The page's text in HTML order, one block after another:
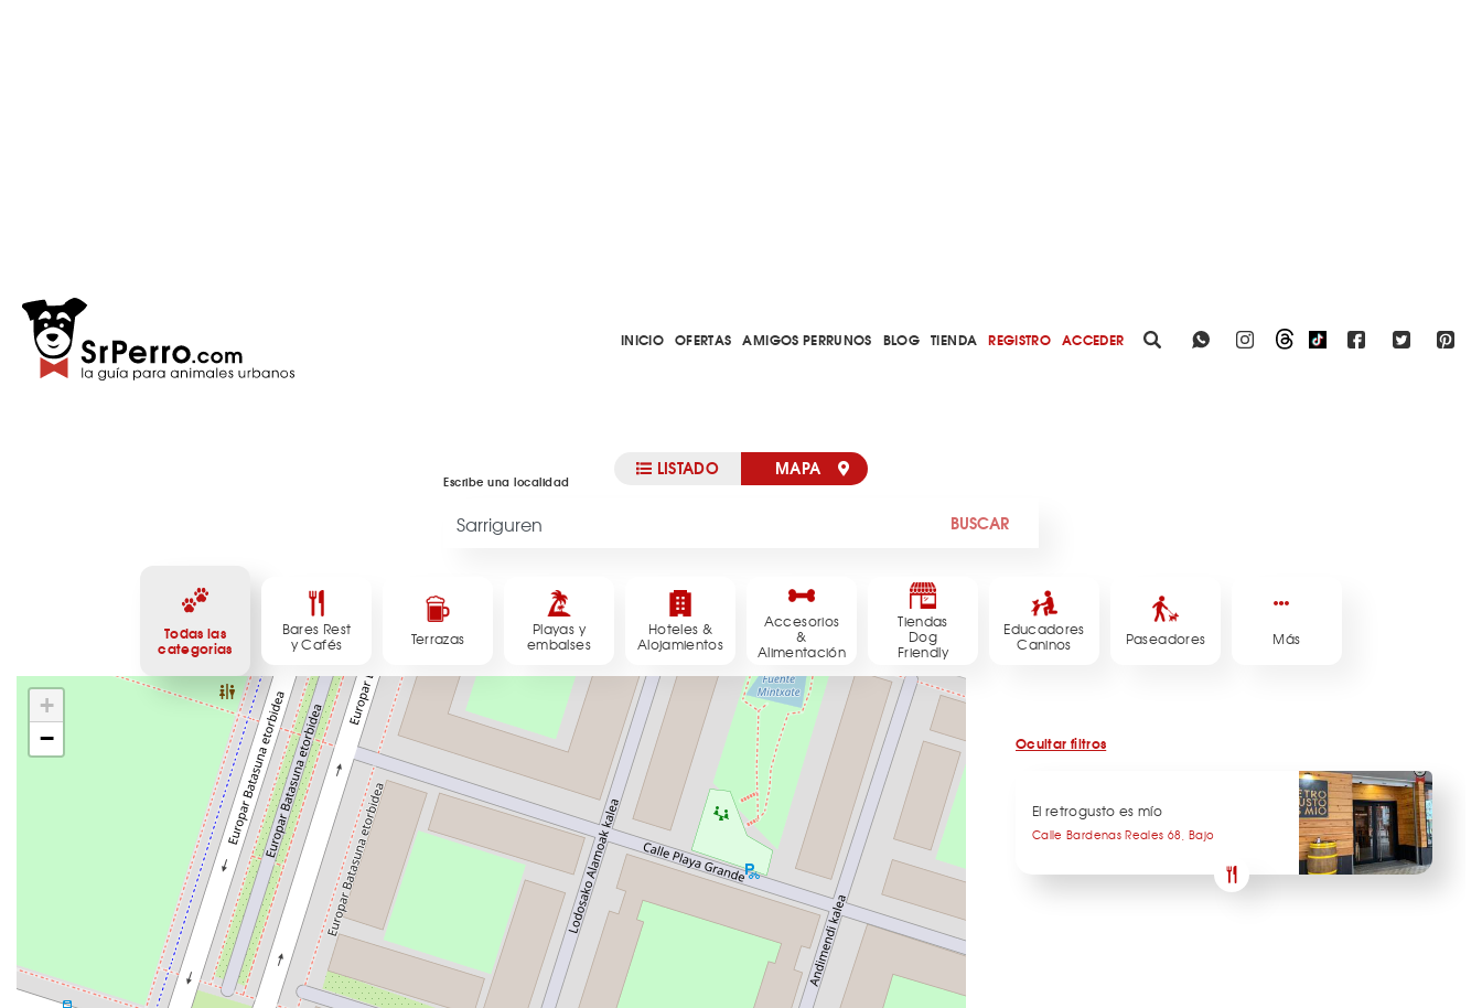
INICIO OFERTAS AMIGOS PERRUNOS BLOG TIENDA REGISTRO ACCEDER
LISTADO MAPA
Escribe una localidad
BUSCAR
Todas las
categorias
Bares Rest
y Cafés Terrazas Playas y
embalses
Hoteles &
Alojamientos
Accesorios
&
Alimentación
Tiendas
Dog
Friendly
Educadores
Caninos Paseadores Más
+
−
Ocultar filtros
El retrogusto es mío
Calle Bardenas Reales 68, Bajo